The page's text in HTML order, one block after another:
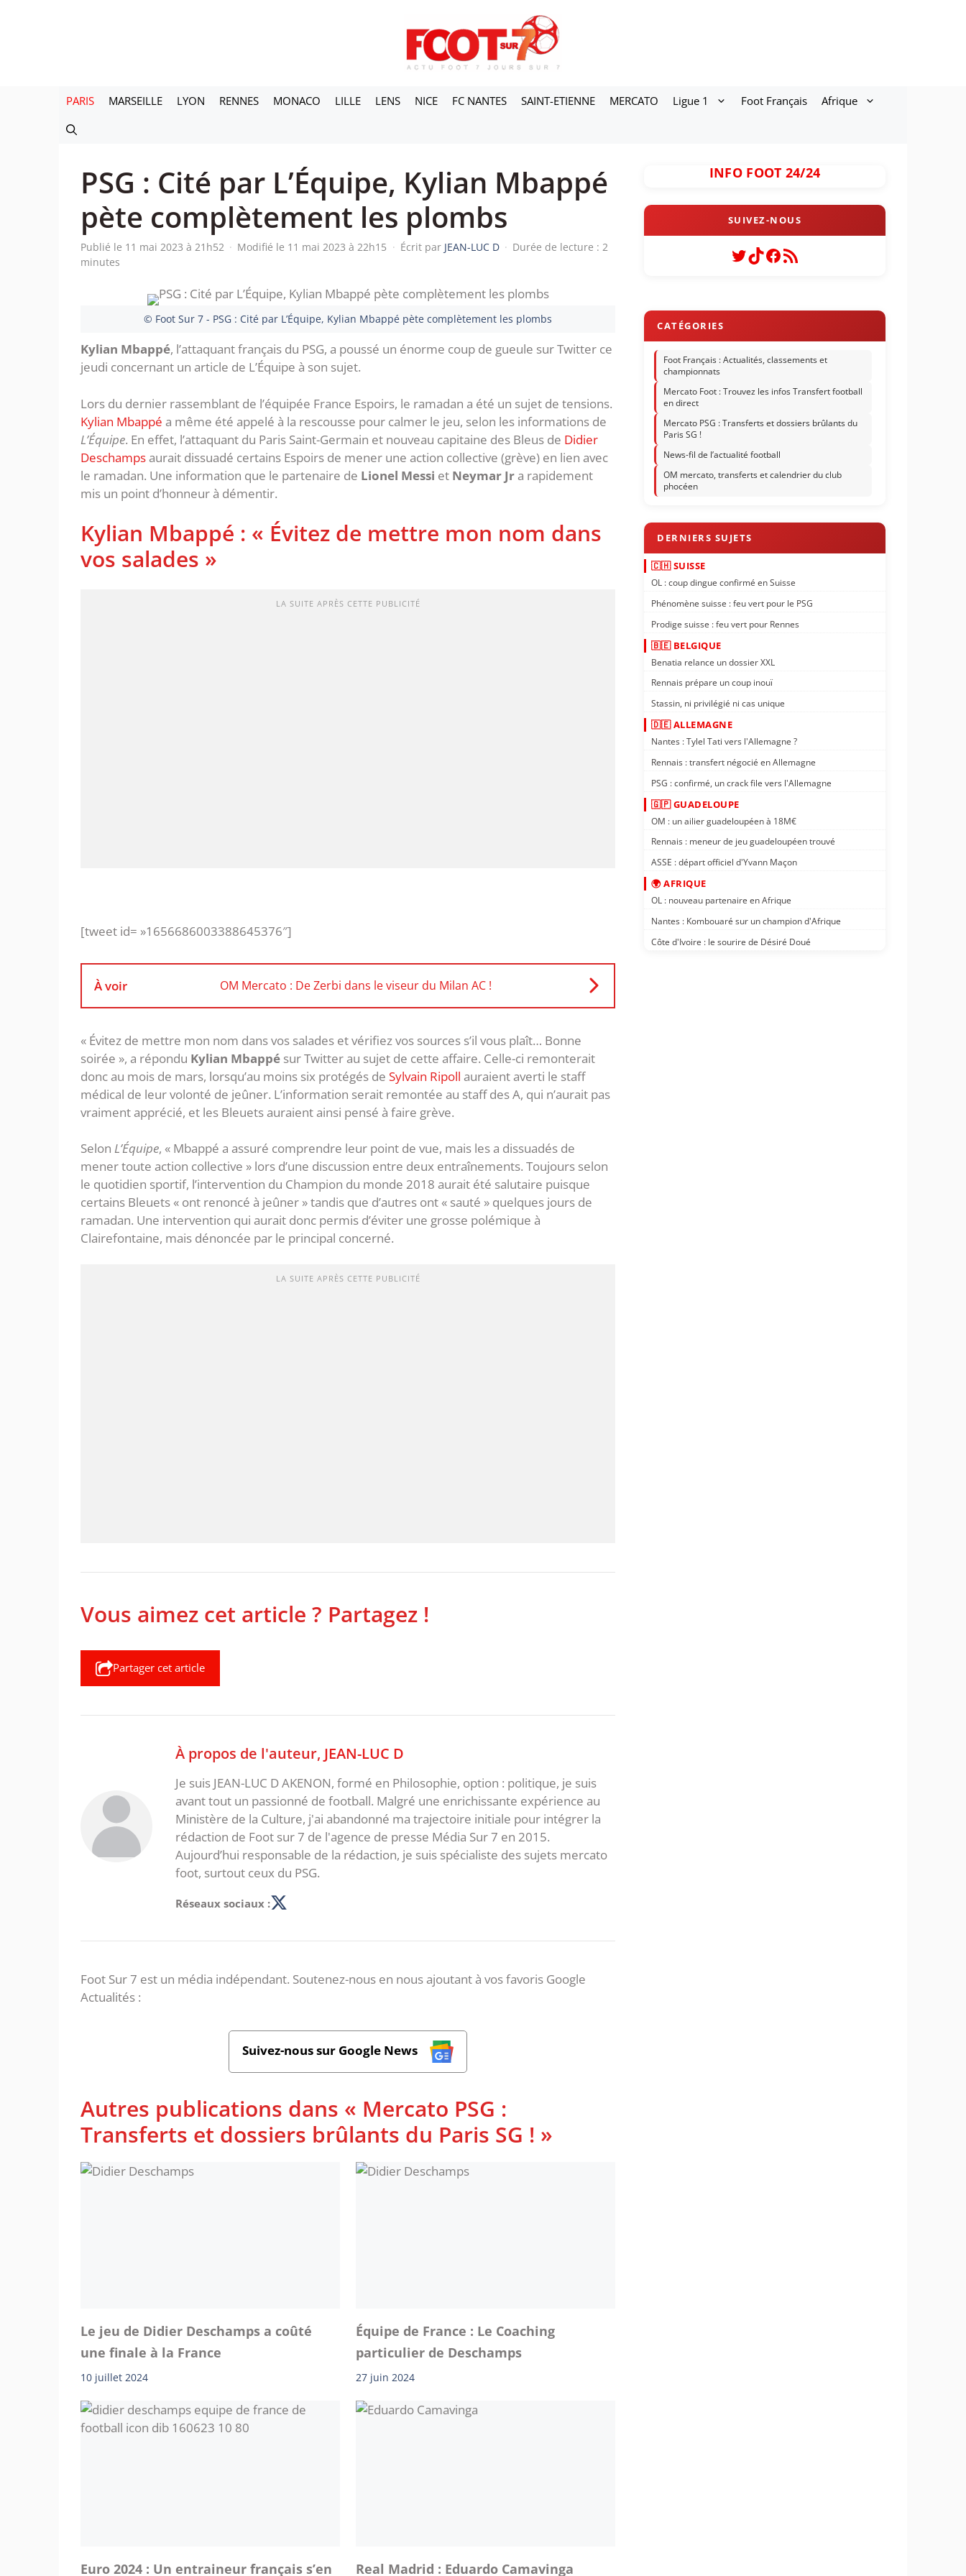
PARIS MARSEILLE LYON RENNES MONACO LILLE LENS NICE FC NANTES SAINT-ETIENNE MERCATO Ligue 1 Foot Français Afrique
PSG : Cité par L’Équipe, Kylian Mbappé
pète complètement les plombs
Publié le 11 mai 2023 à 21h52 · Modifié le 11 mai 2023 à 22h15 · Écrit par JEAN-LUC D · Durée de lecture : 2
minutes
© Foot Sur 7 - PSG : Cité par L’Équipe, Kylian Mbappé pète complètement les plombs
Kylian Mbappé, l’attaquant français du PSG, a poussé un énorme coup de gueule sur Twitter ce
jeudi concernant un article de L’Équipe à son sujet.
Lors du dernier rassemblant de l’équipée France Espoirs, le ramadan a été un sujet de tensions.
Kylian Mbappé a même été appelé à la rescousse pour calmer le jeu, selon les informations de
L’Équipe. En effet, l’attaquant du Paris Saint-Germain et nouveau capitaine des Bleus de Didier
Deschampsaurait dissuadé certains Espoirs de mener une action collective (grève) en lien avec
le ramadan. Une information que le partenaire de Lionel Messi et Neymar Jra rapidement
mis un point d’honneur à démentir.
Kylian Mbappé : « Évitez de mettre mon nom dans
vos salades »
LA SUITE APRÈS CETTE PUBLICITÉ
[tweet id= »1656686003388645376″]
À voir OM Mercato : De Zerbi dans le viseur du Milan AC !
« Évitez de mettre mon nom dans vos salades et vérifiez vos sources s’il vous plaît… Bonne
soirée », a répondu Kylian Mbappé sur Twitter au sujet de cette affaire. Celle-ci remonterait
donc au mois de mars, lorsqu’au moins six protégés de Sylvain Ripoll auraient averti le staff
médical de leur volonté de jeûner. L’information serait remontée au staff des A, qui n’aurait pas
vraiment apprécié, et les Bleuets auraient ainsi pensé à faire grève.
Selon L’Équipe, « Mbappé a assuré comprendre leur point de vue, mais les a dissuadés de
mener toute action collective » lors d’une discussion entre deux entraînements. Toujours selon
le quotidien sportif, l’intervention du Champion du monde 2018 aurait été salutaire puisque
certains Bleuets « ont renoncé à jeûner » tandis que d’autres ont « sauté » quelques jours de
ramadan. Une intervention qui aurait donc permis d’éviter une grosse polémique à
Clairefontaine, mais dénoncée par le principal concerné.
LA SUITE APRÈS CETTE PUBLICITÉ
Vous aimez cet article ? Partagez !
Partager cet article
À propos de l'auteur, JEAN-LUC D
Je suis JEAN-LUC D AKENON, formé en Philosophie, option : politique, je suis
avant tout un passionné de football. Malgré une enrichissante expérience au
Ministère de la Culture, j'ai abandonné ma trajectoire initiale pour intégrer la
rédaction de Foot sur 7 de l'agence de presse Média Sur 7 en 2015.
Aujourd’hui responsable de la rédaction, je suis spécialiste des sujets mercato
foot, surtout ceux du PSG.
Réseaux sociaux :
Foot Sur 7 est un média indépendant. Soutenez-nous en nous ajoutant à vos favoris Google
Actualités :
Suivez-nous sur Google News
Autres publications dans « Mercato PSG :
Transferts et dossiers brûlants du Paris SG ! »
Le jeu de Didier Deschamps a coûté
une finale à la France
10 juillet 2024
Équipe de France : Le Coaching
particulier de Deschamps
27 juin 2024
Euro 2024 : Un entraineur français s’en Real Madrid : Eduardo Camavinga
INFO FOOT 24/24
Twitter
TikTok
Facebook
Flux RSS
Foot Français : Actualités, classements et
championnats
Mercato Foot : Trouvez les infos Transfert football
en direct
Mercato PSG : Transferts et dossiers brûlants du
Paris SG !
News-fil de l’actualité football
OM mercato, transferts et calendrier du club
phocéen
🇨🇭 SUISSE
OL : coup dingue confirmé en Suisse
Phénomène suisse : feu vert pour le PSG
Prodige suisse : feu vert pour Rennes
🇧🇪 BELGIQUE
Benatia relance un dossier XXL
Rennais prépare un coup inouï
Stassin, ni privilégié ni cas unique
🇩🇪 ALLEMAGNE
Nantes : Tylel Tati vers l'Allemagne ?
Rennais : transfert négocié en Allemagne
PSG : confirmé, un crack file vers l'Allemagne
🇬🇵 GUADELOUPE
OM : un ailier guadeloupéen à 18M€
Rennais : meneur de jeu guadeloupéen trouvé
ASSE : départ officiel d'Yvann Maçon
🌍 AFRIQUE
OL : nouveau partenaire en Afrique
Nantes : Kombouaré sur un champion d'Afrique
Côte d'Ivoire : le sourire de Désiré Doué